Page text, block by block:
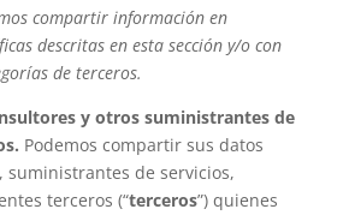
compartir información en
descritas en esta sección y/o con
de terceros.
y otros suministrantes de
Podemos compartir sus datos
suministrantes de servicios,
terceros (“terceros”) quienes